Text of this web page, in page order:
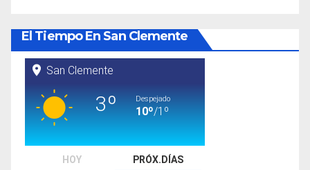
El Tiempo En San Clemente